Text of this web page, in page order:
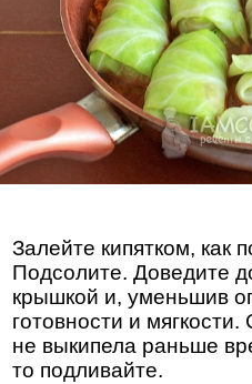
Залейте кипятком, как
Подсолите. Доведите
крышкой и, уменьшив
готовности и
не выкипела раньше
то подливайте.